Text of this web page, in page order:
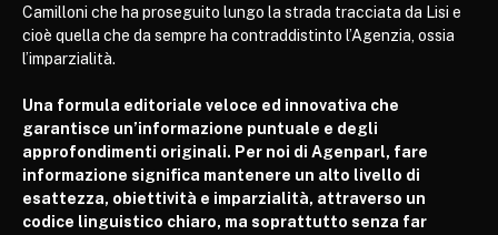
Camilloni che ha proseguito lungo la strada tracciata da Lisi e
cioè quella che da sempre ha contraddistinto l’Agenzia, ossia
l’imparzialità.
Una formula editoriale veloce ed innovativa che
garantisce un’informazione puntuale e degli
approfondimenti originali. Per noi di Agenparl, fare
informazione significa mantenere un alto livello di
esattezza, obiettività e imparzialità, attraverso un
codice linguistico chiaro, ma soprattutto senza far